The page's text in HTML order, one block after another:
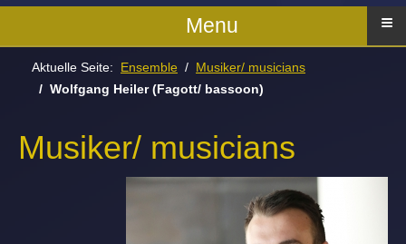
Menu ≡
Aktuelle Seite: Ensemble
Musiker/ musicians
Wolfgang Heiler (Fagott/ bassoon)
Musiker/ musicians